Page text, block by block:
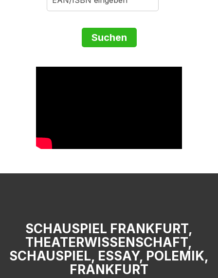
SCHAUSPIEL FRANKFURT,
THEATERWISSENSCHAFT,
SCHAUSPIEL, ESSAY, POLEMIK,
FRANKFURT